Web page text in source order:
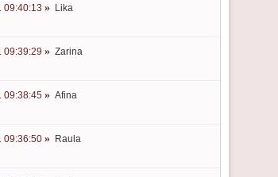
09:40:13 Lika
09:39:29 Zarina
09:38:45 Afina
09:36:50 Raula